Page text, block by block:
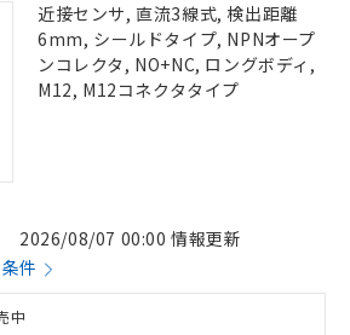
近接センサ, 直流3線式, 検出距離
6mm, シールドタイプ, NPNオープ
ンコレクタ, NO+NC, ロングボディ,
M12, M12コネクタタイプ
2026/08/07 00:00 情報更新
件
中